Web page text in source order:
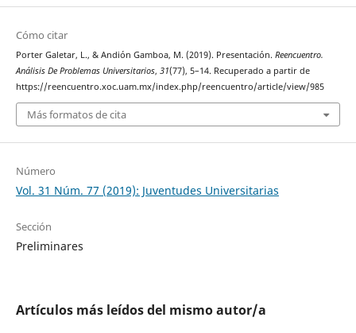
Cómo citar
Porter Galetar, L., & Andión Gamboa, M. (2019). Presentación. Reencuentro.
Análisis De Problemas Universitarios, 31(77), 5–14. Recuperado a partir de
https://reencuentro.xoc.uam.mx/index.php/reencuentro/article/view/985
Más formatos de cita
Número
Vol. 31 Núm. 77 (2019): Juventudes Universitarias
Sección
Preliminares
Artículos más leídos del mismo autor/a